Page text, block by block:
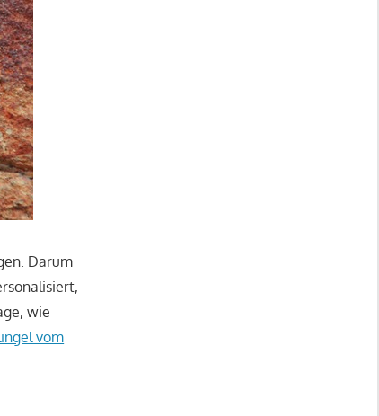
Darum
wie
vom